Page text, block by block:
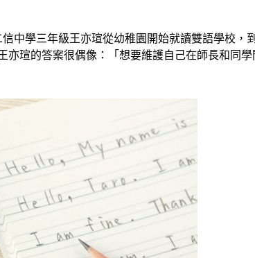
中學三年級王亦瑄從幼稚園開始就讀雙語學校
瑄的答案很偶像：「想要維護自己在師長和同